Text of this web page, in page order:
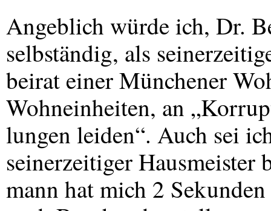
Angeblich würde ich, Dr.
selbständig, als
beirat einer Münchener
Wohneinheiten, an
lungen leiden“. Auch sei
seinerzeitiger Hausmeister
mann hat mich 2